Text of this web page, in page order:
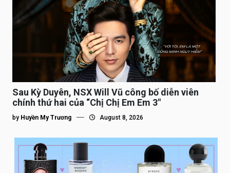
Sau Kỳ Duyên, NSX Will Vũ công bố diễn viên
chính thứ hai của “Chị Chị Em Em 3″
by Huyền My Trương August 8, 2026